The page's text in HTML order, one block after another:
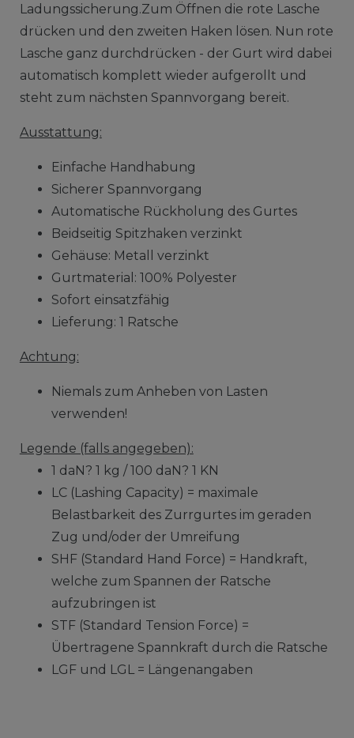
Ladungssicherung.Zum Öffnen die rote Lasche
drücken und den zweiten Haken lösen. Nun rote
Lasche ganz durchdrücken - der Gurt wird dabei
automatisch komplett wieder aufgerollt und
steht zum nächsten Spannvorgang bereit.
Ausstattung:
Einfache Handhabung
Sicherer Spannvorgang
Automatische Rückholung des Gurtes
Beidseitig Spitzhaken verzinkt
Gehäuse: Metall verzinkt
Gurtmaterial: 100% Polyester
Sofort einsatzfähig
Lieferung: 1 Ratsche
Achtung:
Niemals zum Anheben von Lasten
verwenden!
Legende (falls angegeben):
1 daN? 1 kg / 100 daN? 1 KN
LC (Lashing Capacity) = maximale
Belastbarkeit des Zurrgurtes im geraden
Zug und/oder der Umreifung
SHF (Standard Hand Force) = Handkraft,
welche zum Spannen der Ratsche
aufzubringen ist
STF (Standard Tension Force) =
Übertragene Spannkraft durch die Ratsche
LGF und LGL = Längenangaben